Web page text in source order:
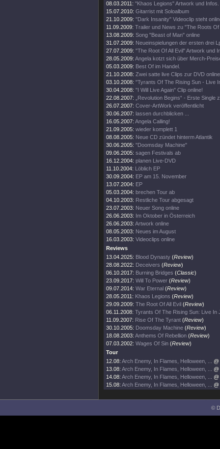
08.03.2011: "Khaos Legions" Artwork und Infos.
15.07.2010: Gitarrist mit Soloalbum
21.10.2009: "Dark Insanity" Videoclip steht
11.09.2009: Trailer und News zu "The Roots Of
13.08.2009: Song "Beast of Man" online
31.07.2009: Neueinspielungen der ersten drei
27.07.2009: "The Root Of All Evil" Artwork und
28.05.2009: Angela kotzt sich über Merch-
05.03.2009: Best Of im Handel.
21.10.2008: Zwei satte live Clips zur DVD
03.10.2008: "Tyrants Of The Rising Sun - Live
30.04.2008: "I Will Live Again" Clip online!
22.08.2007:
„Revolution Begins“ - Erste Single
26.07.2007: Cover-ArtWork veröffentlicht
30.06.2007: lassen durchblicken ...
16.05.2007: Angela Calling!
21.09.2005: wieder komplett 1
08.08.2005: Neue CD zündet hinterm Atlantik
30.06.2005: "Doomsday Machine"
09.06.2005: sagen Festivals ab
16.12.2004: planen Live-DVD
11.10.2004: Löblich EP
30.09.2004: EP am 15. November
13.07.2004: EP
05.03.2004: brechen Tour ab
04.10.2003: Restliche Tour abgesagt
23.07.2003: Neuer Song online
26.06.2003: Im Oktober in Österreich
26.06.2003: Artwork online
08.05.2003: Neues im August
16.03.2003: Videoclips online
Reviews
13.04.2025: Blood Dynasty (Review)
28.08.2022: Deceivers (Review)
06.10.2017: Burning Bridges (Classic)
23.09.2017: Will To Power (Review)
09.07.2014: War Eternal (Review)
28.05.2011: Khaos Legions (Review)
29.09.2009: The Root Of All Evil (Review)
06.11.2008: Tyrants Of The Rising Sun: Live In
11.09.2007: Rise Of The Tyrant (Review)
30.10.2005: Doomsday Machine (Review)
18.08.2003: Anthems Of Rebellion (Review)
07.03.2002: Wages Of Sin (Review)
Tour
12.08: Arch Enemy, In Flames, Helloween, ...
13.08: Arch Enemy, In Flames, Helloween, ...
14.08: Arch Enemy, In Flames, Helloween, ...
15.08: Arch Enemy, In Flames, Helloween, ...
©